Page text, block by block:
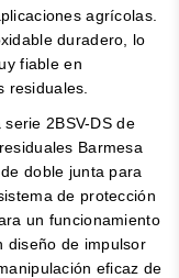
agrícolas.
duradero, lo
fiable en
residuales.
2BSV-DS de
Barmesa
doble junta para
de protección
un funcionamiento
diseño de impulsor
eficaz de